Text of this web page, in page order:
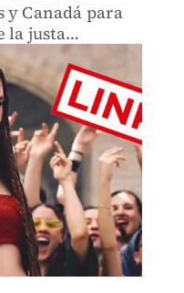
y Canadá para
la justa